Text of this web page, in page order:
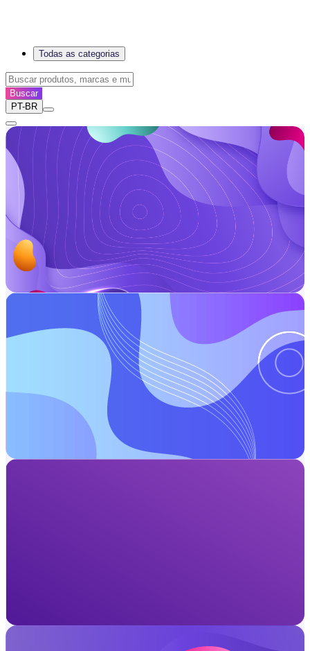
Todas as categorias
Buscar
PT-BR
Direto da China · Melhor preço
Produtos chineses de qualidade, preço imbatível
Suprimento direto da China, sem intermediários
Mesma qualidade, você paga menos
Lista de Produtos
Entrega rápida, direto ao Brasil